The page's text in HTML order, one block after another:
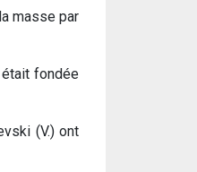
masse par
fondée
(V.) ont